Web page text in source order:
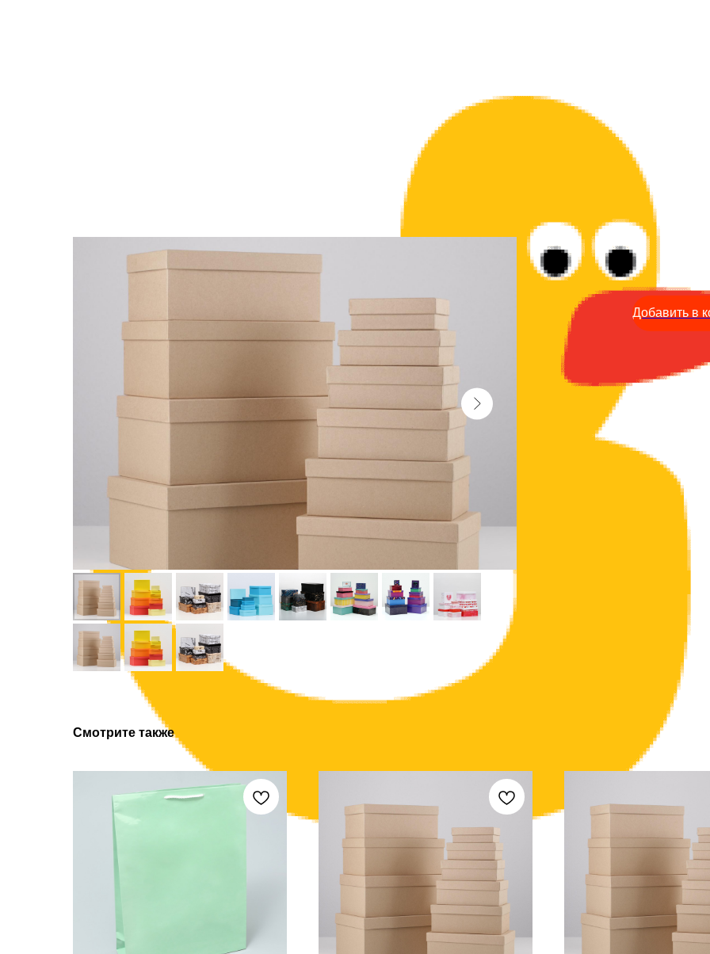
Коробка подарочная -
599 р.
Добавить в
* Актуальный размер и дизайн нужно
Нам свойственно в первую очередь
важно красиво и «вкусно» упаковывать
презент особенным и запоминающимся,
Смотрите также